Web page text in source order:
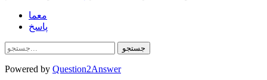
معما
پاسخ
Powered by Question2Answer